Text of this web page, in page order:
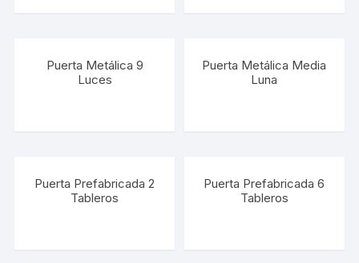
Puerta Metálica 9
Luces
Puerta Metálica Media
Luna
Puerta Prefabricada 2
Tableros
Puerta Prefabricada 6
Tableros